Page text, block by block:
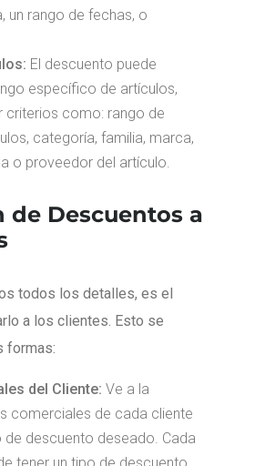
un rango de fechas, o
El descuento puede
específico de artículos,
criterios como: rango de
categoría, familia, marca,
o proveedor del artículo.
de Descuentos a
todos los detalles, es el
a los clientes. Esto se
formas:
del Cliente: Ve a la
comerciales de cada cliente
de descuento deseado. Cada